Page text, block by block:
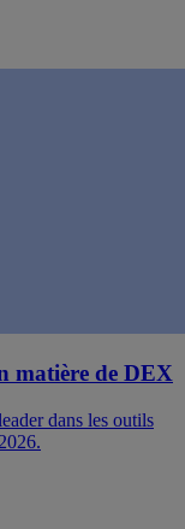
matière de DEX
dans les outils